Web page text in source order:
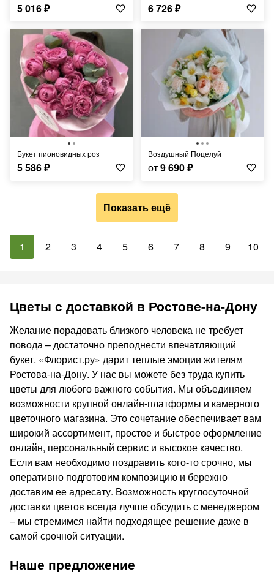
5 016₽ 6 726₽
Букет пионовидных роз
5 586₽
Воздушный Поцелуй
от9 690₽
Показать ещё
1 2 3 4 5 6 7 8 9 10
Цветы с доставкой в Ростове-на-Дону
Желание порадовать близкого человека не требует
повода – достаточно преподнести впечатляющий
букет. «Флорист.ру» дарит теплые эмоции жителям
Ростова-на-Дону. У нас вы можете без труда купить
цветы для любого важного события. Мы объединяем
возможности крупной онлайн-платформы и камерного
цветочного магазина. Это сочетание обеспечивает вам
широкий ассортимент, простое и быстрое оформление
онлайн, персональный сервис и высокое качество.
Если вам необходимо поздравить кого-то срочно, мы
оперативно подготовим композицию и бережно
доставим ее адресату. Возможность круглосуточной
доставки цветов всегда лучше обсудить с менеджером
– мы стремимся найти подходящее решение даже в
самой срочной ситуации.
Наше предложение